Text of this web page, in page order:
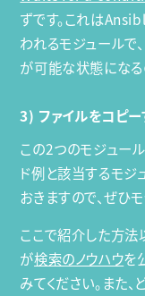
ずです。これは
われるモジュールで
が可能な状態になる
3) ファイルをコピー
この2つのモジュー
ド例と該当するモ
おきますので、ぜひ
ここで紹介した方法
が検索のノウハウを
みてください。また